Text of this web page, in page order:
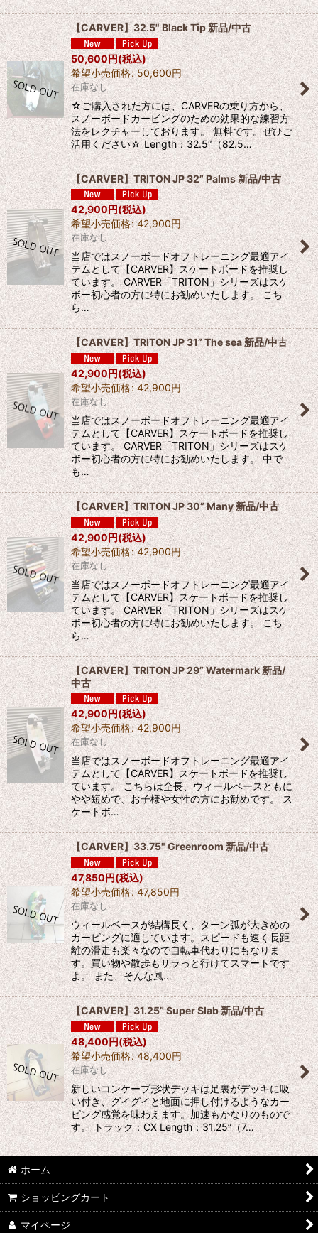
【CARVER】32.5" Black Tip 新品/中古
50,600円(税込)
希望小売価格: 50,600円
在庫なし
☆ご購入された方には、CARVERの乗り方から、
スノーボードカービングのための効果的な練習方
法をレクチャーしております。 無料です。ぜひご
活用ください☆ Length：32.5″（82.5…
【CARVER】TRITON JP 32” Palms 新品/中古
42,900円(税込)
希望小売価格: 42,900円
在庫なし
当店ではスノーボードオフトレーニング最適アイ
テムとして【CARVER】スケートボードを推奨し
ています。 CARVER「TRITON」シリーズはスケ
ボー初心者の方に特にお勧めいたします。 こち
ら…
【CARVER】TRITON JP 31” The sea 新品/中古
42,900円(税込)
希望小売価格: 42,900円
在庫なし
当店ではスノーボードオフトレーニング最適アイ
テムとして【CARVER】スケートボードを推奨し
ています。 CARVER「TRITON」シリーズはスケ
ボー初心者の方に特にお勧めいたします。 中で
も…
【CARVER】TRITON JP 30” Many 新品/中古
42,900円(税込)
希望小売価格: 42,900円
在庫なし
当店ではスノーボードオフトレーニング最適アイ
テムとして【CARVER】スケートボードを推奨し
ています。 CARVER「TRITON」シリーズはスケ
ボー初心者の方に特にお勧めいたします。 こち
ら…
【CARVER】TRITON JP 29” Watermark 新品/
中古
42,900円(税込)
希望小売価格: 42,900円
在庫なし
当店ではスノーボードオフトレーニング最適アイ
テムとして【CARVER】スケートボードを推奨し
ています。 こちらは全長、ウィールベースともに
やや短めで、お子様や女性の方にお勧めです。 ス
ケートボ…
【CARVER】33.75" Greenroom 新品/中古
47,850円(税込)
希望小売価格: 47,850円
在庫なし
ウィールベースが結構長く、ターン弧が大きめの
カービングに適しています。スピードも速く長距
離の滑走も楽々なので自転車代わりにもなりま
す。買い物や散歩もサラっと行けてスマートです
よ。 また、そんな風…
【CARVER】31.25” Super Slab 新品/中古
48,400円(税込)
希望小売価格: 48,400円
在庫なし
新しいコンケープ形状デッキは足裏がデッキに吸
い付き、グイグイと地面に押し付けるようなカー
ビング感覚を味わえます。加速もかなりのもので
す。 トラック：CX Length：31.25”（7…
ホーム
ショッピングカート
マイページ